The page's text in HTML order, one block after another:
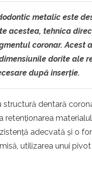
metalic este
acestea, tehnica
coronar.
dorite ale
după inserție.
dentară
adecvată și o
utilizarea unui